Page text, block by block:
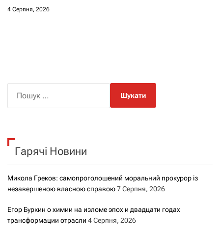
4 Серпня, 2026
к
Гарячі Новини
Микола Греков: самопроголошений моральний прокурор із
незавершеною власною справою7 Серпня, 2026
Егор Буркин о химии на изломе эпох и двадцати годах
трансформации отрасли 4 Серпня, 2026